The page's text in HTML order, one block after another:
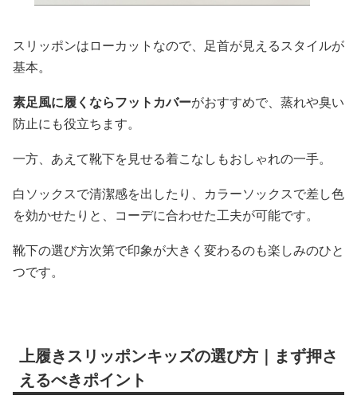
スリッポンはローカットなので、足首が見えるスタイルが
基本。
素足風に履くならフットカバーがおすすめで、蒸れや臭い
防止にも役立ちます。
一方、あえて靴下を見せる着こなしもおしゃれの一手。
白ソックスで清潔感を出したり、カラーソックスで差し色
を効かせたりと、コーデに合わせた工夫が可能です。
靴下の選び方次第で印象が大きく変わるのも楽しみのひと
つです。
上履きスリッポンキッズの選び方｜まず押さ
えるべきポイント